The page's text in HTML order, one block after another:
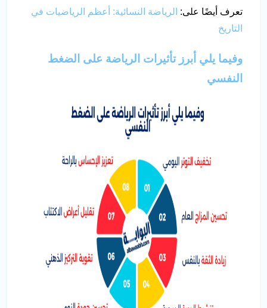
تعرف أيضًا على: الرياضة النسائية: أعظم الرياضيات في
التاريخ
وفيما يلي أبرز تأثيرات الرياضة على الضغط
النفسي